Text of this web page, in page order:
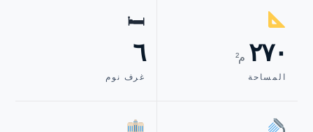
٢٧٠ م²
المساحة
🛏
٦
غرف نوم